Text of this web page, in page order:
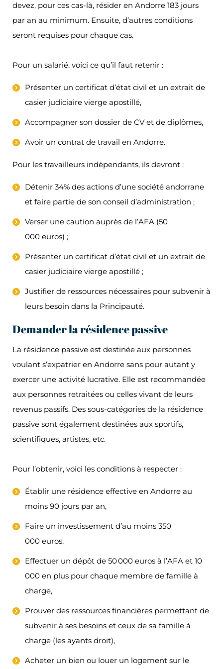
devez, pour ces cas-là, résider en Andorre 183 jours
par an au minimum. Ensuite, d’autres conditions
seront requises pour chaque cas.
Pour un salarié, voici ce qu’il faut retenir :
Présenter un certificat d’état civil et un extrait de
casier judiciaire vierge apostillé,
Accompagner son dossier de CV et de diplômes,
Avoir un contrat de travail en Andorre.
Pour les travailleurs indépendants, ils devront :
Détenir 34% des actions d’une société andorrane
et faire partie de son conseil d’administration ;
Verser une caution auprès de l’AFA (50
000 euros) ;
Présenter un certificat d’état civil et un extrait de
casier judiciaire vierge apostillé ;
Justifier de ressources nécessaires pour subvenir à
leurs besoin dans la Principauté.
Demander la résidence passive
La résidence passive est destinée aux personnes
voulant s’expatrier en Andorre sans pour autant y
exercer une activité lucrative. Elle est recommandée
aux personnes retraitées ou celles vivant de leurs
revenus passifs. Des sous-catégories de la résidence
passive sont également destinées aux sportifs,
scientifiques, artistes, etc.
Pour l’obtenir, voici les conditions à respecter :
Établir une résidence effective en Andorre au
moins 90 jours par an,
Faire un investissement d’au moins 350
000 euros,
Effectuer un dépôt de 50 000 euros à l’AFA et 10
000 en plus pour chaque membre de famille à
charge,
Prouver des ressources financières permettant de
subvenir à ses besoins et ceux de sa famille à
charge (les ayants droit),
Acheter un bien ou louer un logement sur le